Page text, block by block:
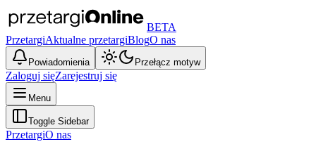
BETA
PrzetargiAktualne przetargiBlogO nas
Powiadomienia Przełącz motyw
Zaloguj sięZarejestruj się
Menu
Toggle Sidebar
PrzetargiO nas